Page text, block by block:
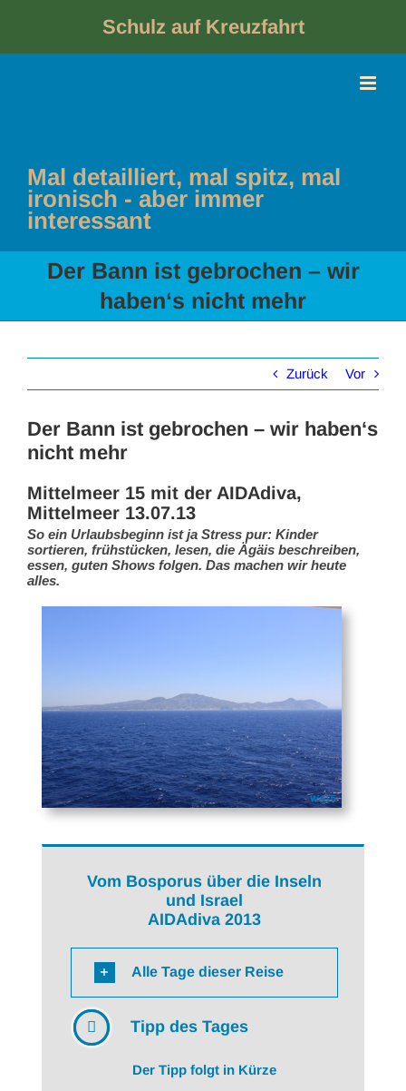
Schulz auf Kreuzfahrt
Mal detailliert, mal spitz, mal
ironisch - aber immer
interessant
Der Bann ist gebrochen – wir
haben‘s nicht mehr
Zurück Vor
Der Bann ist gebrochen – wir haben‘s
nicht mehr
Mittelmeer 15 mit der AIDAdiva,
Mittelmeer 13.07.13
So ein Urlaubsbeginn ist ja Stress pur: Kinder
sortieren, frühstücken, lesen, die Ägäis beschreiben,
essen, guten Shows folgen. Das machen wir heute
alles.
Vom Bosporus über die Inseln
und Israel
AIDAdiva 2013
Alle Tage dieser Reise
Tipp des Tages
Der Tipp folgt in Kürze